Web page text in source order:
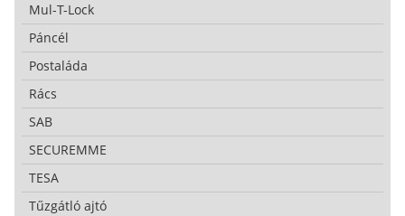
Mul-T-Lock
Páncél
Postaláda
Rács
SAB
SECUREMME
TESA
Tűzgátló ajtó